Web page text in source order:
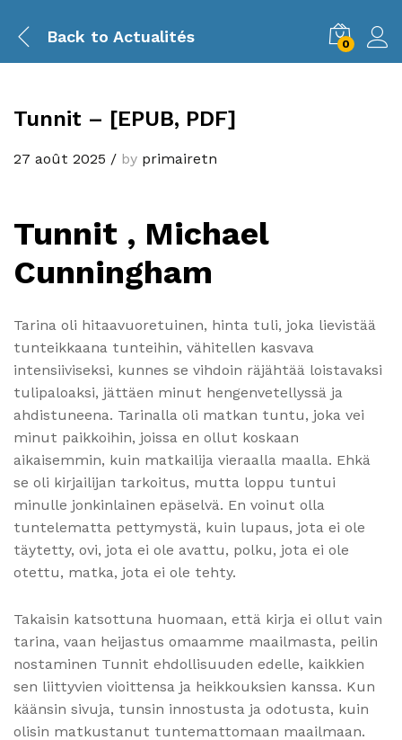
Back to Actualités 0
Tunnit – [EPUB, PDF]
27 août 2025 / by primairetn
Tunnit , Michael
Cunningham
Tarina oli hitaavuoretuinen, hinta tuli, joka lievistää
tunteikkaana tunteihin, vähitellen kasvava
intensiiviseksi, kunnes se vihdoin räjähtää loistavaksi
tulipaloaksi, jättäen minut hengenvetellyssä ja
ahdistuneena. Tarinalla oli matkan tuntu, joka vei
minut paikkoihin, joissa en ollut koskaan
aikaisemmin, kuin matkailija vieraalla maalla. Ehkä
se oli kirjailijan tarkoitus, mutta loppu tuntui
minulle jonkinlainen epäselvä. En voinut olla
tuntelematta pettymystä, kuin lupaus, jota ei ole
täytetty, ovi, jota ei ole avattu, polku, jota ei ole
otettu, matka, jota ei ole tehty.
Takaisin katsottuna huomaan, että kirja ei ollut vain
tarina, vaan heijastus omaamme maailmasta, peilin
nostaminen Tunnit ehdollisuuden edelle, kaikkien
sen liittyvien vioittensa ja heikkouksien kanssa. Kun
käänsin sivuja, tunsin innostusta ja odotusta, kuin
olisin matkustanut tuntemattomaan maailmaan.